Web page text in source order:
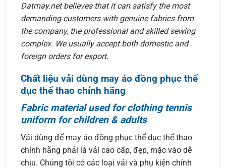
Datmay.net believes that it can satisfy the most
demanding customers with genuine fabrics from
the company, the professional and skilled sewing
complex. We usually accept both domestic and
foreign orders for export.
Chất liệu vải dùng may áo đồng phục thể
dục thể thao chính hãng
Fabric material used for clothing tennis
uniform for children & adults
Vải dùng để may áo đồng phục thể dục thể thao
chính hãng phải là vải cao cấp, đẹp, mặc vào dễ
chịu. Chúng tôi có các loại vải và phụ kiện chính